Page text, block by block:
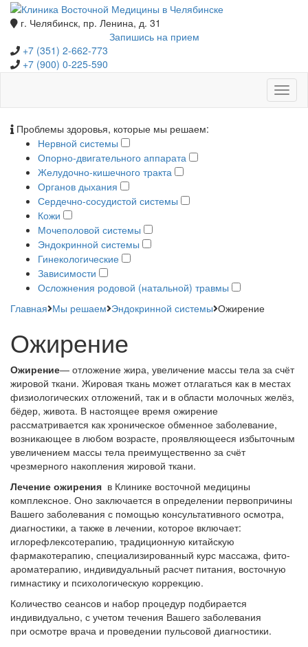
г. Челябинск, пр. Ленина, д. 31
Запишись на прием
+7 (351) 2-662-773
+7 (900) 0-225-590
Проблемы здоровья, которые мы решаем:
Нервной системы
Опорно-двигательного аппарата
Желудочно-кишечного тракта
Органов дыхания
Сердечно-сосудистой системы
Кожи
Мочеполовой системы
Эндокринной системы
Гинекологические
Зависимости
Осложнения родовой (натальной) травмы
Главная Мы решаем Эндокринной системы Ожирение
Ожирение
Ожирение— отложение жира, увеличение массы тела за счёт
жировой ткани. Жировая ткань может отлагаться как в местах
физиологических отложений, так и в области молочных желёз,
бёдер, живота. В настоящее время ожирение
рассматривается как хроническое обменное заболевание,
возникающее в любом возрасте, проявляющееся избыточным
увеличением массы тела преимущественно за счёт
чрезмерного накопления жировой ткани.
Лечение ожирения в Клинике восточной медицины
комплексное. Оно заключается в определении первопричины
Вашего заболевания с помощью консультативного осмотра,
диагностики, а также в лечении, которое включает:
иглорефлексотерапию, традиционную китайскую
фармакотерапию, специализированный курс массажа, фито-
ароматерапию, индивидуальный расчет питания, восточную
гимнастику и психологическую коррекцию.
Количество сеансов и набор процедур подбирается
индивидуально, с учетом течения Вашего заболевания
при осмотре врача и проведении пульсовой диагностики.